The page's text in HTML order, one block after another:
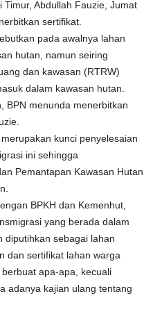
Abdullah Fauzie, Jumat
sertifikat.
pada awalnya lahan
hutan, namun seiring
dan kawasan (RTRW)
dalam kawasan hutan.
BPN menunda menerbitkan
kunci penyelesaian
ini sehingga
Pemantapan Kawasan Hutan
BPKH dan Kemenhut,
yang berada dalam
diputihkan sebagai lahan
dan sertifikat lahan warga
apa-apa, kecuali
adanya kajian ulang tentang